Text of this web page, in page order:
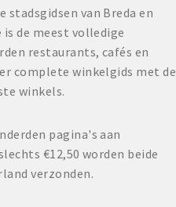
stadsgidsen van Breda en
is de meest volledige
restaurants, cafés en
complete winkelgids met de
winkels.
pagina's aan
€12,50 worden beide
verzonden.